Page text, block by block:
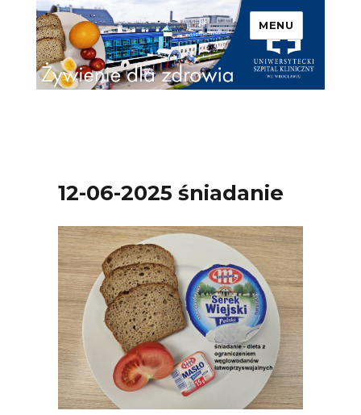
Uniwersytecki Szpital
Kliniczny we Wrocławiu –
Żywienie dla zdrowia
MENU
12-06-2025 śniadanie